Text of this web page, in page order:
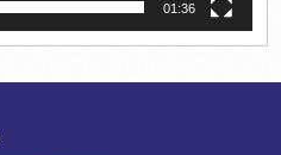
01:36